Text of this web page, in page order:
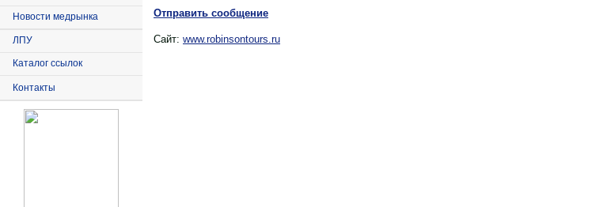
Новости медрынка
ЛПУ
Каталог ссылок
Контакты
Отправить сообщение
Сайт: www.robinsontours.ru